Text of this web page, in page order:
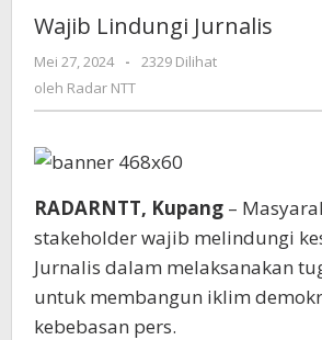
Wajib Lindungi Jurnalis
Mei 27, 2024
oleh
Radar
-
2329 Dilihat
oleh Radar NTT
RADARNTT, Kupang –
stakeholder wajib melindungi
Jurnalis dalam melaksanakan
untuk membangun iklim
kebebasan pers.